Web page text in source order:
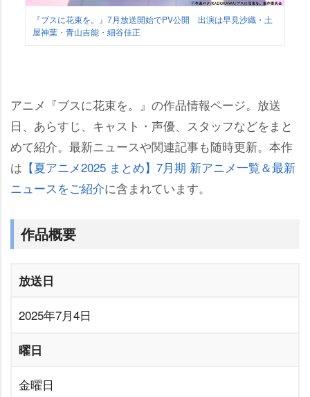
『ブスに花束を。』7月放送開始でPV公開 出演は早見沙織・土
屋神葉・青山吉能・細谷佳正
アニメ『ブスに花束を。』の作品情報ページ。放送
日、あらすじ、キャスト・声優、スタッフなどをまと
めて紹介。最新ニュースや関連記事も随時更新。本作
は 【夏アニメ2025 まとめ】7月期 新アニメ一覧＆最新
ニュースをご紹介に含まれています。
作品概要
放送日
2025年7月4日
曜日
金曜日